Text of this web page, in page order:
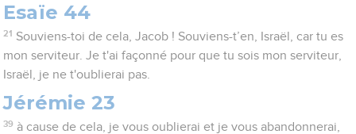
Esaïe 44
21 Souviens-toi de cela, Jacob ! Souviens-t’en, Israël, car tu es
mon serviteur. Je t'ai façonné pour que tu sois mon serviteur,
Israël, je ne t'oublierai pas.
Jérémie 23
39 à cause de cela, je vous oublierai et je vous abandonnerai,